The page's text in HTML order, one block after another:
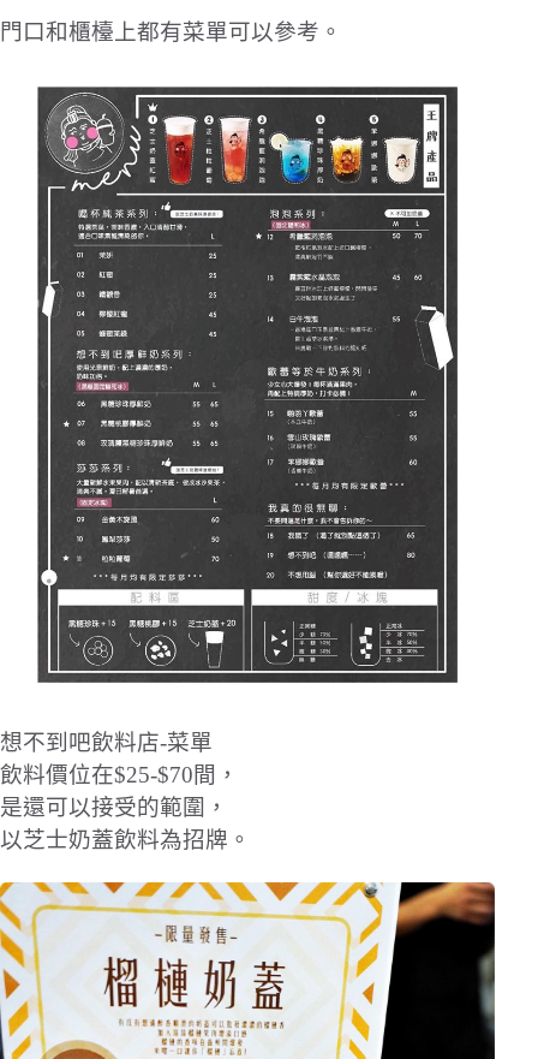
門口和櫃檯上都有菜單可以參考。
想不到吧飲料店-菜單
飲料價位在$25-$70間，
是還可以接受的範圍，
以芝士奶蓋飲料為招牌。